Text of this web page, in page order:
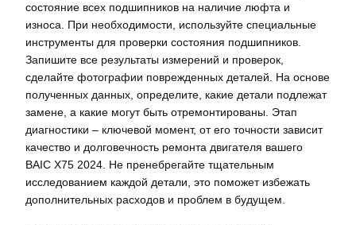
состояние всех подшипников на наличие люфта и
износа. При необходимости, используйте специальные
инструменты для проверки состояния подшипников.
Запишите все результаты измерений и проверок,
сделайте фотографии поврежденных деталей. На основе
полученных данных, определите, какие детали подлежат
замене, а какие могут быть отремонтированы. Этап
диагностики – ключевой момент, от его точности зависит
качество и долговечность ремонта двигателя вашего
BAIC X75 2024. Не пренебрегайте тщательным
исследованием каждой детали, это поможет избежать
дополнительных расходов и проблем в будущем.